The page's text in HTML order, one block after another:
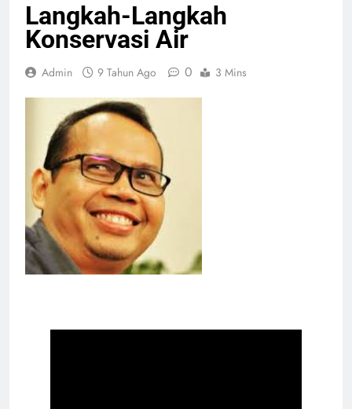
Langkah-Langkah
Konservasi Air
Admin 9 Tahun Ago 0 3 Mins